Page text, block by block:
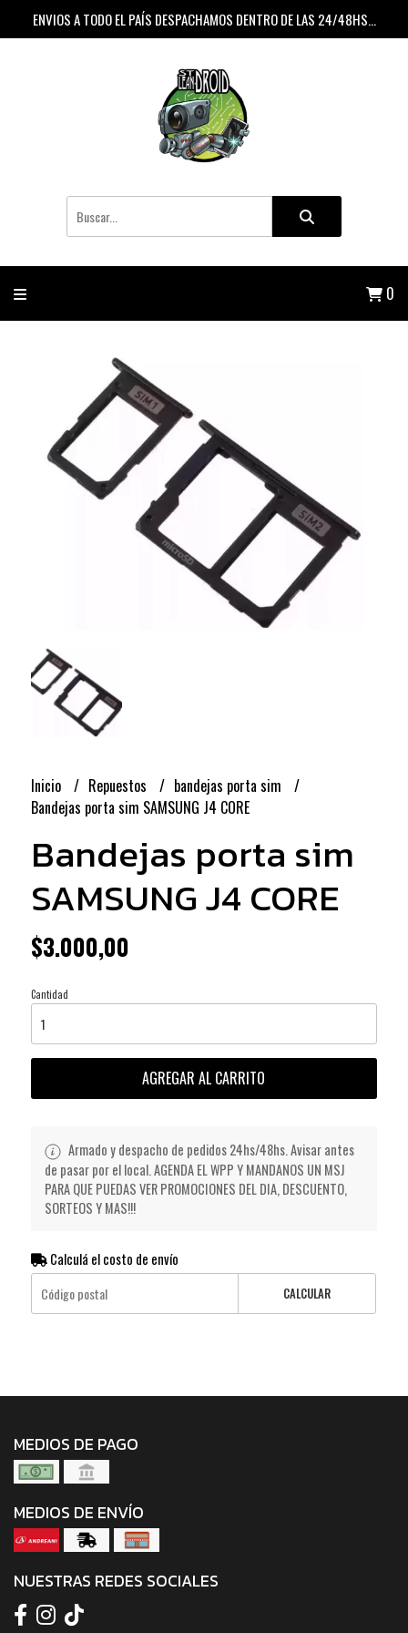
ENVIOS A TODO EL PAÍS DESPACHAMOS DENTRO DE LAS 24/48HS...
0
Inicio Repuestos
bandejas porta sim
Bandejas porta sim SAMSUNG J4 CORE
Bandejas porta sim
SAMSUNG J4 CORE
$3.000,00
Cantidad
AGREGAR AL CARRITO
Armado y despacho de pedidos 24hs/48hs. Avisar antes
de pasar por el local. AGENDA EL WPP Y MANDANOS UN MSJ
PARA QUE PUEDAS VER PROMOCIONES DEL DIA, DESCUENTO,
SORTEOS Y MAS!!!
Calculá el costo de envío
CALCULAR
MEDIOS DE PAGO
MEDIOS DE ENVÍO
NUESTRAS REDES SOCIALES